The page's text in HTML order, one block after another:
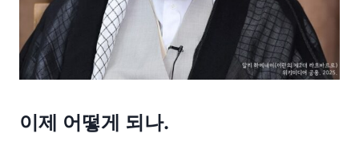
이제 어떻게 되나.